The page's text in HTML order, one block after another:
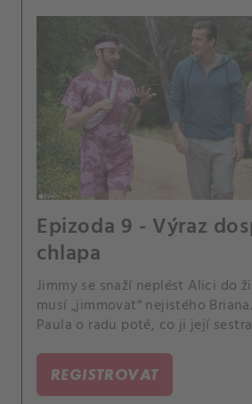
Epizoda 9 - Výraz
chlapa
Jimmy se snaží neplést Alici do
musí „jimmovat“ nejistého
Paula o radu poté, co ji její
REGISTROVAT